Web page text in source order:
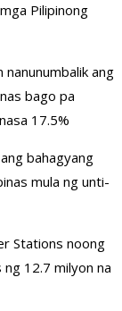
Pilipinong
nanunumbalik ang
bago pa
17.5%
bahagyang
mula ng unti-
Stations noong
12.7 milyon na